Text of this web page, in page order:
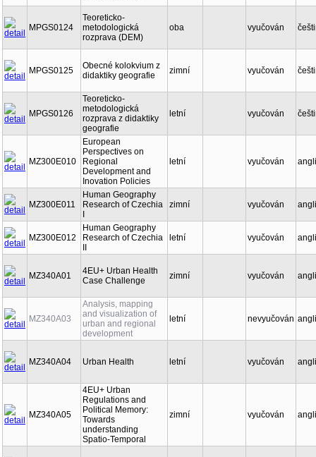
MPGS0124
Teoreticko-
metodologická
rozprava (DEM)
oba vyučován
MPGS0125
Obecné kolokvium z
didaktiky geografie
zimní vyučován
MPGS0126
Teoreticko-
metodologická
rozprava z didaktiky
geografie
letní vyučován
MZ300E010
European
Perspectives on
Regional
Development and
Inovation Policies
letní vyučován
MZ300E011
Human Geography
Research of Czechia
zimní vyučován
MZ300E012
Human Geography
Research of Czechia
letní vyučován
MZ340A01
4EU+ Urban Health
Case Challenge
zimní vyučován
MZ340A03
Analysis, mapping
and visualization of
urban and regional
development
letní nevyučován
MZ340A04 Urban Health letní vyučován
MZ340A05
4EU+ Urban
Regulations and
Political Memory:
Towards
understanding
Spatio-Temporal
zimní vyučován